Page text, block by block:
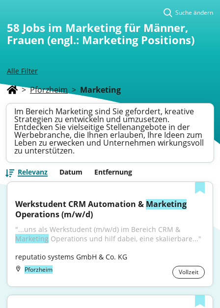
Alle Filter
Suche ändern
58 Jobs im Marketing für Männer,
Frauen (engl.: Marketing Positions)
> Pforzheim > Marketing
Im Bereich Marketing sind Sie gefordert, kreative
Strategien zu entwickeln und umzusetzen.
Entdecken Sie vielseitige Stellenangebote in der
Werbebranche, die Ihnen erlauben, Ihre Ideen zum
Leben zu erwecken und Unternehmen wirkungsvoll
zu unterstützen.
Relevanz Datum Entfernung
Werkstudent CRM Automation & Marketing
Operations (m/w/d)
Marketing Operations und hilf dabei, eine skalierbare..."
reputatio systems GmbH & Co. KG
Pforzheim Vollzeit